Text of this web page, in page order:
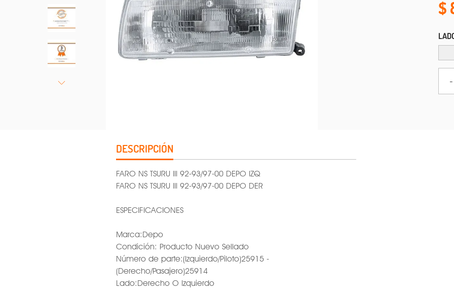
-
DESCRIPCIÓN
FARO NS TSURU III 92-93/97-00 DEPO IZQ
FARO NS TSURU III 92-93/97-00 DEPO DER
ESPECIFICACIONES
Marca:Depo
Condición: Producto Nuevo Sellado
Número de parte:(Izquierdo/Piloto)25915 -
(Derecho/Pasajero)25914
Lado:Derecho O Izquierdo